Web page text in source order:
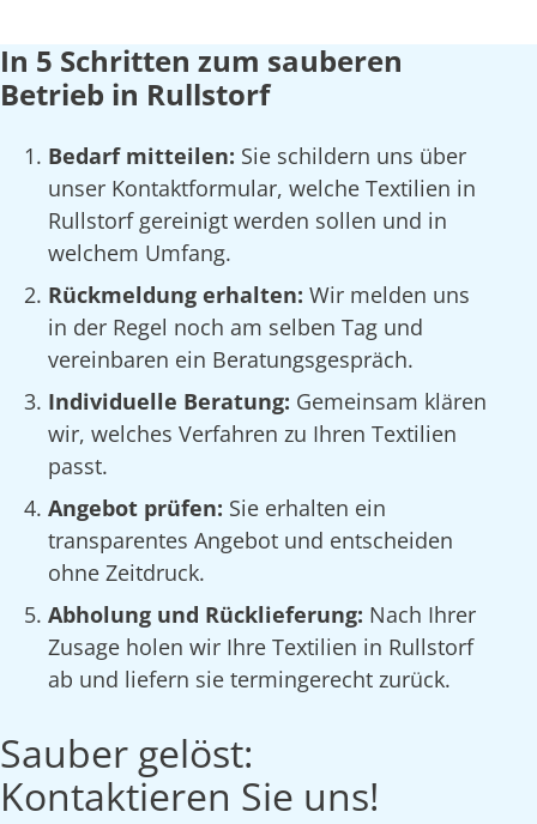
In 5 Schritten zum sauberen
Betrieb in Rullstorf
Bedarf mitteilen: Sie schildern uns über
unser Kontaktformular, welche Textilien in
Rullstorf gereinigt werden sollen und in
welchem Umfang.
Rückmeldung erhalten: Wir melden uns
in der Regel noch am selben Tag und
vereinbaren ein Beratungsgespräch.
Individuelle Beratung: Gemeinsam klären
wir, welches Verfahren zu Ihren Textilien
passt.
Angebot prüfen: Sie erhalten ein
transparentes Angebot und entscheiden
ohne Zeitdruck.
Abholung und Rücklieferung: Nach Ihrer
Zusage holen wir Ihre Textilien in Rullstorf
ab und liefern sie termingerecht zurück.
Sauber gelöst:
Kontaktieren Sie uns!